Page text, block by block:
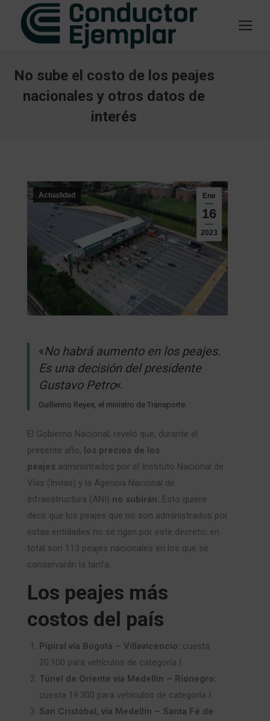
No sube el costo de los peajes
nacionales y otros datos de
interés
Ene
16
2023
Actualidad
«No habrá aumento en los peajes.
Es una decisión del presidente
Gustavo Petro«.
Guillermo Reyes, el ministro de Transporte.
El Gobierno Nacional, reveló que, durante el
presente año, los precios de los
peajes administrados por el Instituto Nacional de
Vías (Invías) y la Agencia Nacional de
Infraestructura (ANI) no subirán. Esto quiere
decir que los peajes que no son administrados por
estas entidades no se rigen por este decreto; en
total son 113 peajes nacionales en los que se
conservarán la tarifa.
Los peajes más
costos del país
Pipiral vía Bogotá – Villavicencio: cuesta
20.100 para vehículos de categoría I
Túnel de Oriente vía Medellín – Rionegro:
cuesta 19.300 para vehículos de categoría I
San Cristóbal, vía Medellín – Santa Fé de